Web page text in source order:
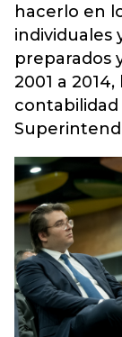
hacerlo en
individuales
preparados
2001 a